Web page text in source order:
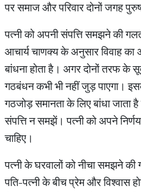
पर समाज और परिवार दोनों जगह
पत्नी को अपनी संपत्ति समझने की
आचार्य चाणक्य के अनुसार विवाह का
बांधना होता है। अगर दोनों तरफ के
गठबंधन कभी भी नहीं जुड़ पाएगा।
गठजोड़ समानता के लिए बांधा जाता
संपत्ति न समझें। पत्नी को अपने
चाहिए।
पत्नी के घरवालों को नीचा समझने की
पति-पत्नी के बीच प्रेम और विश्वास